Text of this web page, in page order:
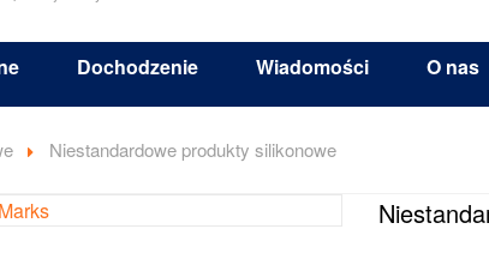
Dochodzenie Wiadomości O nas
Niestandardowe produkty silikonowe